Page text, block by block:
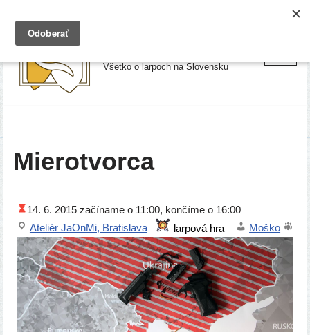
Preskočiť
Všetko o larpoch na Slovensku
Mierotvorca
14. 6. 2015 začí­na­me o 11:00, kon­čí­me o 16:00
Ateliér JaOnMi, Bratislava
Moško